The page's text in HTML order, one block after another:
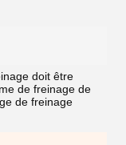
doit être
de freinage de
de freinage